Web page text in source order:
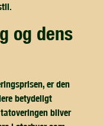
er den
betydeligt
bliver